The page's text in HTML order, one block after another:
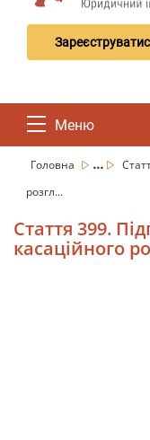
Меню
Головна ...
розгл...
Стаття 399.
касаційного